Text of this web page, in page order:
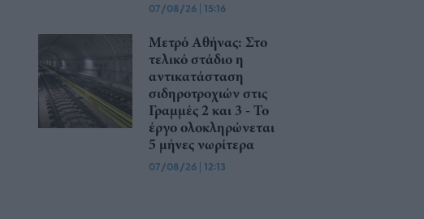
07/08/26 | 15:16
Μετρό Αθήνας: Στο
τελικό στάδιο η
αντικατάσταση
σιδηροτροχιών στις
Γραμμές 2 και 3 - Το
έργο ολοκληρώνεται
5 μήνες νωρίτερα
07/08/26 | 12:13